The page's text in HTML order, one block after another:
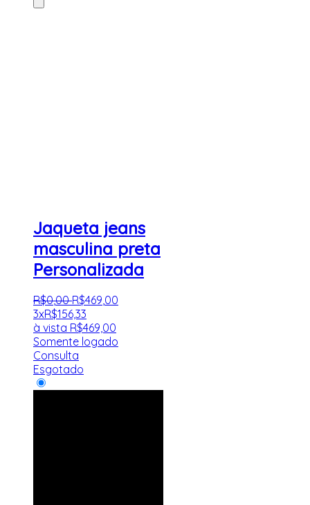
Jaqueta jeans
masculina preta
Personalizada
R$0,00 R$469,00
3xR$156,33
à vista R$469,00
Somente logado
Consulta
Esgotado